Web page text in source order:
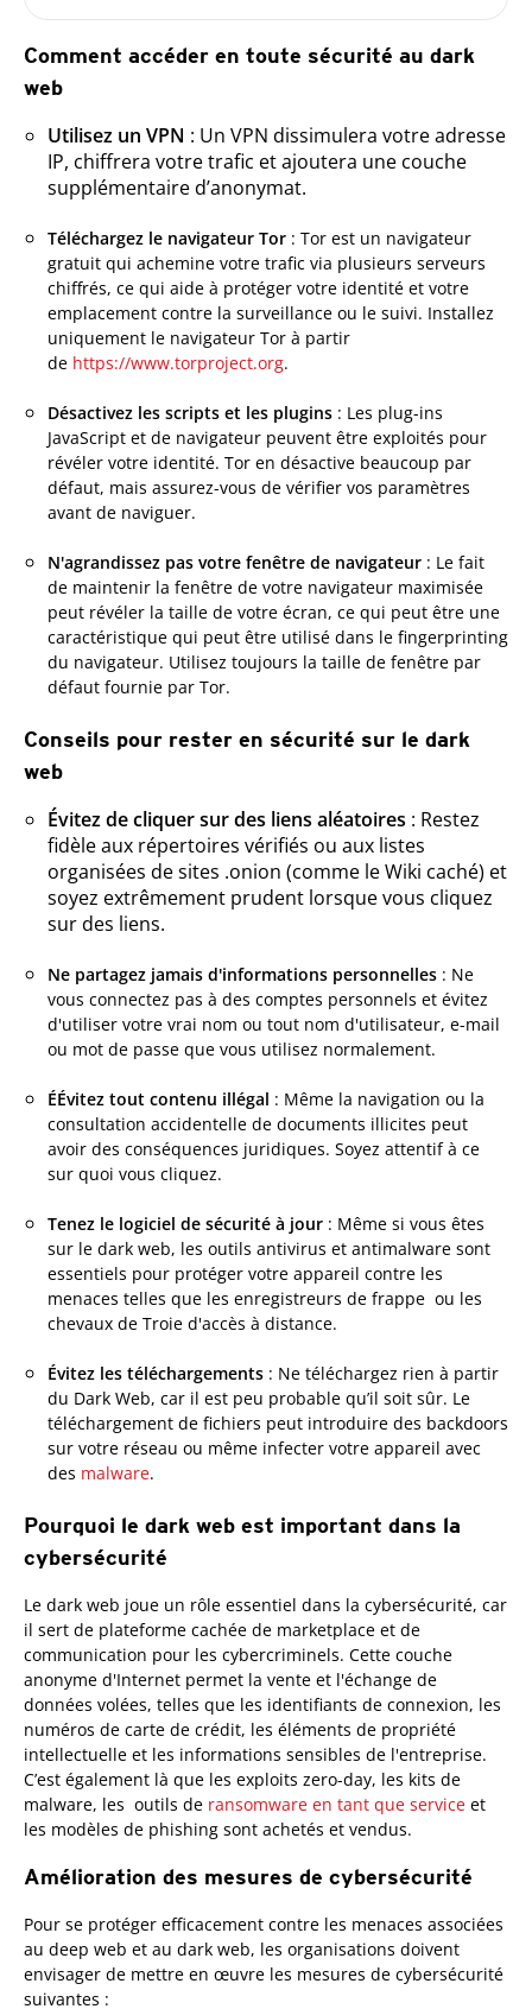
Comment accéder en toute sécurité au dark
web
Utilisez un VPN : Un VPN dissimulera votre adresse
IP, chiffrera votre trafic et ajoutera une couche
supplémentaire d’anonymat.
Téléchargez le navigateur Tor : Tor est un navigateur
gratuit qui achemine votre trafic via plusieurs serveurs
chiffrés, ce qui aide à protéger votre identité et votre
emplacement contre la surveillance ou le suivi. Installez
uniquement le navigateur Tor à partir
de https://www.torproject.org.
Désactivez les scripts et les plugins : Les plug-ins
JavaScript et de navigateur peuvent être exploités pour
révéler votre identité. Tor en désactive beaucoup par
défaut, mais assurez-vous de vérifier vos paramètres
avant de naviguer.
N'agrandissez pas votre fenêtre de navigateur : Le fait
de maintenir la fenêtre de votre navigateur maximisée
peut révéler la taille de votre écran, ce qui peut être une
caractéristique qui peut être utilisé dans le fingerprinting
du navigateur. Utilisez toujours la taille de fenêtre par
défaut fournie par Tor.
Conseils pour rester en sécurité sur le dark
web
Évitez de cliquer sur des liens aléatoires : Restez
fidèle aux répertoires vérifiés ou aux listes
organisées de sites .onion (comme le Wiki caché) et
soyez extrêmement prudent lorsque vous cliquez
sur des liens.
Ne partagez jamais d'informations personnelles : Ne
vous connectez pas à des comptes personnels et évitez
d'utiliser votre vrai nom ou tout nom d'utilisateur, e-mail
ou mot de passe que vous utilisez normalement.
ÉÉvitez tout contenu illégal : Même la navigation ou la
consultation accidentelle de documents illicites peut
avoir des conséquences juridiques. Soyez attentif à ce
sur quoi vous cliquez.
Tenez le logiciel de sécurité à jour : Même si vous êtes
sur le dark web, les outils antivirus et antimalware sont
essentiels pour protéger votre appareil contre les
menaces telles que les enregistreurs de frappe ou les
chevaux de Troie d'accès à distance.
Évitez les téléchargements : Ne téléchargez rien à partir
du Dark Web, car il est peu probable qu’il soit sûr. Le
téléchargement de fichiers peut introduire des backdoors
sur votre réseau ou même infecter votre appareil avec
des malware.
Pourquoi le dark web est important dans la
cybersécurité
Le dark web joue un rôle essentiel dans la cybersécurité, car
il sert de plateforme cachée de marketplace et de
communication pour les cybercriminels. Cette couche
anonyme d'Internet permet la vente et l'échange de
données volées, telles que les identifiants de connexion, les
numéros de carte de crédit, les éléments de propriété
intellectuelle et les informations sensibles de l'entreprise.
C’est également là que les exploits zero-day, les kits de
malware, les outils de ransomware en tant que service et
les modèles de phishing sont achetés et vendus.
Amélioration des mesures de cybersécurité
Pour se protéger efficacement contre les menaces associées
au deep web et au dark web, les organisations doivent
envisager de mettre en œuvre les mesures de cybersécurité
suivantes :